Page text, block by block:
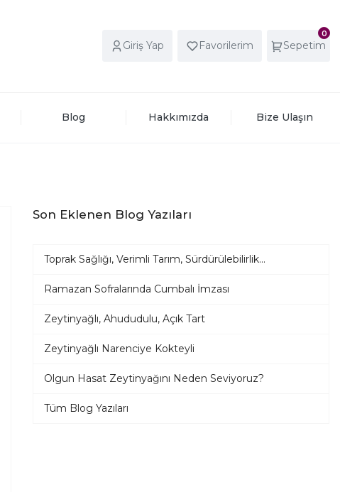
Giriş Yap Favorilerim
0
Sepetim
Blog Hakkımızda Bize Ulaşın
Son Eklenen Blog Yazıları
Toprak Sağlığı, Verimli Tarım, Sürdürülebilirlik...
Ramazan Sofralarında Cumbalı İmzası
Zeytinyağlı, Ahududulu, Açık Tart
Zeytinyağlı Narenciye Kokteyli
Olgun Hasat Zeytinyağını Neden Seviyoruz?
Tüm Blog Yazıları